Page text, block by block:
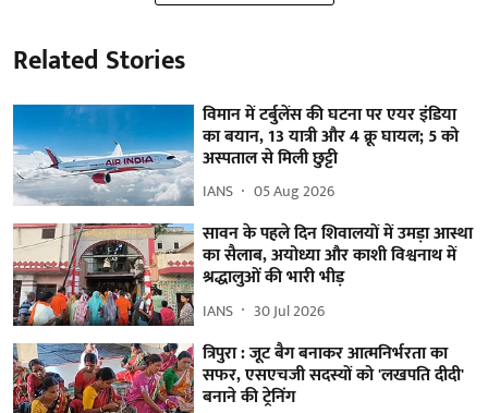
Related Stories
विमान में टर्बुलेंस की घटना पर एयर इंडिया
का बयान, 13 यात्री और 4 क्रू घायल; 5 को
अस्पताल से मिली छुट्टी
IANS 05 Aug 2026
सावन के पहले दिन शिवालयों में उमड़ा आस्था
का सैलाब, अयोध्या और काशी विश्वनाथ में
श्रद्धालुओं की भारी भीड़
IANS 30 Jul 2026
त्रिपुरा : जूट बैग बनाकर आत्मनिर्भरता का
सफर, एसएचजी सदस्यों को 'लखपति दीदी'
बनाने की ट्रेनिंग